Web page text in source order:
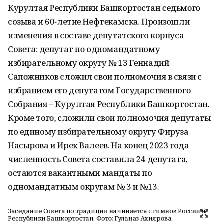
Курултая Республики Башкортостан седьмого
созыва и 60-летие Нефтекамска. Произошли
изменения в составе депутатского корпуса
Совета: депутат по одномандатному
избирательному округу № 13 Геннадий
Сапожников сложил свои полномочия в связи с
избранием его депутатом Государственного
Собрания – Курултая Республики Башкортостан.
Кроме того, сложили свои полномочия депутаты
по единому избирательному округу Фируза
Насырова и Ирек Валеев. На конец 2023 года
численность Совета составила 24 депутата,
остаются вакантными мандаты по
одномандатным округам № 3 и №13.
Заседание Совета по традиции начинается с гимнов России и
Республики Башкортостан. Фото: Гульназ Ахиярова.